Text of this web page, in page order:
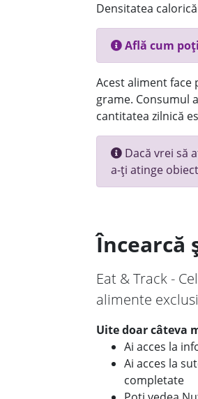
Densitatea
Află cum
Acest aliment face
grame. Consumul
cantitatea zilnică
Dacă vrei să
a-ți atinge
Încearcă
Eat & Track -
alimente
Uite doar câteva
Ai acces la
Ai acces la
completate